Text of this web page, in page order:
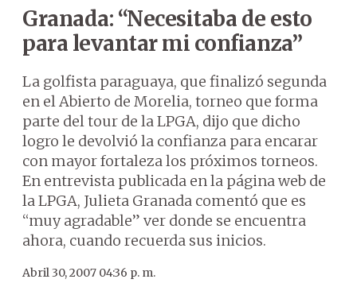
Granada: “Necesitaba de esto
para levantar mi confianza”
La golfista paraguaya, que finalizó segunda
en el Abierto de Morelia, torneo que forma
parte del tour de la LPGA, dijo que dicho
logro le devolvió la confianza para encarar
con mayor fortaleza los próximos torneos.
En entrevista publicada en la página web de
la LPGA, Julieta Granada comentó que es
“muy agradable” ver donde se encuentra
ahora, cuando recuerda sus inicios.
Abril 30, 2007 04:36 p. m.